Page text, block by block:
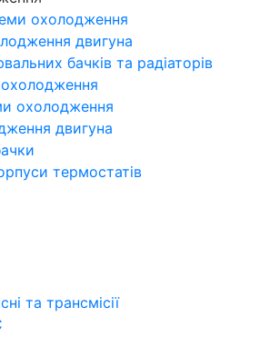
охолодження
двигуна
бачків та радіаторів
охолодження
двигуна
термостатів
та трансмісії